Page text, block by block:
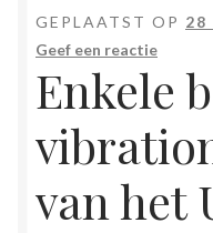
Anders leven in een
Bewust omgaan met
GEPLAATST OP 28
Geef een reactie
Enkele
van het